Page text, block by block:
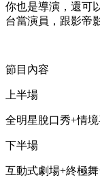
你也是導演，還可
台當演員，跟影帝
節目內容
上半場
全明星脫口秀+情境
下半場
互動式劇場+終極